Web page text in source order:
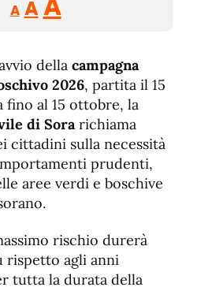
Atamaño
A
tamaño
de
fuente
de
fuente.
della campagna
2026, partita il 15
fino al 15 ottobre, la
di Sora richiama
cittadini sulla necessità
prudenti,
aree verdi e boschive
rischio durerà
rispetto agli anni
tutta la durata della